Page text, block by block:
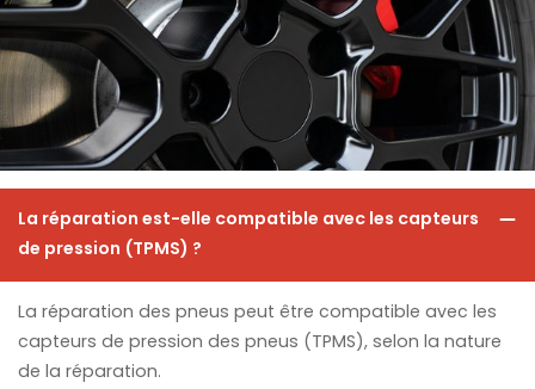
La réparation est-elle compatible avec les capteurs
de pression (TPMS) ?
La réparation des pneus peut être compatible avec les
capteurs de pression des pneus (TPMS), selon la nature
de la réparation.